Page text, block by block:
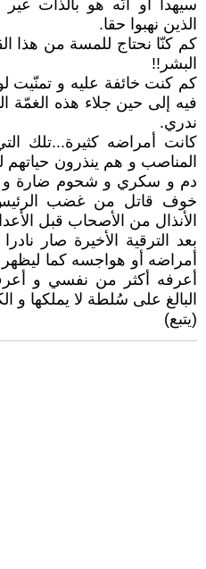
سيهدأ أو أنّه هو بالذات
الذين نهبوا حقا.
كم كنّا نحتاج للمسة من هذا
البشر!!
كم كنت خائفة عليه و تمنّيت
فيه إلى حين جلاء هذه الغمّة
ندري.
كانت أمراضه كثيرة...تلك
المناصب و هم ينذرون
دم و سكري و شحوم ضارة و
خوف قاتل من غضب
الأنذال من الأصحاب قبل
بعد الترقية الأخيرة صار
أمراضه أو هواجسه كما
أعرفه أكثر من نفسي و
البالغ على سُلطة لا يملكها و
(يتبع)